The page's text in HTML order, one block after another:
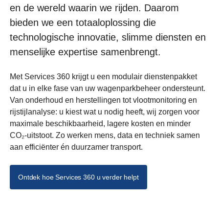
en de wereld waarin we rijden. Daarom
bieden we een totaaloplossing die
technologische innovatie, slimme diensten en
menselijke expertise samenbrengt.
Met Services 360 krijgt u een modulair dienstenpakket
dat u in elke fase van uw wagenparkbeheer ondersteunt.
Van onderhoud en herstellingen tot vlootmonitoring en
rijstijlanalyse: u kiest wat u nodig heeft, wij zorgen voor
maximale beschikbaarheid, lagere kosten en minder
CO₂-uitstoot. Zo werken mens, data en techniek samen
aan efficiënter én duurzamer transport.
Ontdek hoe Services 360 u verder helpt